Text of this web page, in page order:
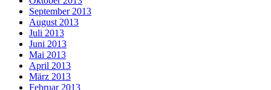
September 2013
August 2013
Juli 2013
Juni 2013
Mai 2013
April 2013
März 2013
Februar 2013